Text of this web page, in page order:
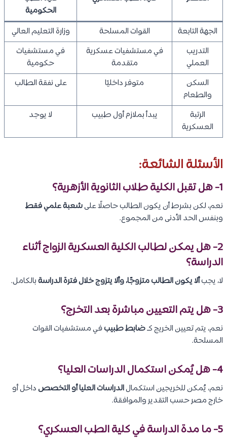
الحكومية
الجهة التابعة
القوات المسلحة
وزارة التعليم العالي
التدريب
العملي
في مستشفيات عسكرية
متقدمة
في مستشفيات
حكومية
السكن
والطعام
متوفر داخليًا على نفقة الطالب
الرتبة
العسكرية
يبدأ بملازم أول طبيب لا يوجد
الأسئلة الشائعة:
1- هل تقبل الكلية طلاب الثانوية الأزهرية؟
نعم، لكن بشرط أن يكون الطالب حاصلًا علىشعبة علمي فقط
وبنفس الحد الأدنى من المجموع.
2- هل يمكن لطالب الكلية العسكرية الزواج أثناء
الدراسة؟
لا، يجبألا يكون الطالب متزوجًا، وألا يتزوج خلال فترة الدراسةبالكامل.
3- هل يتم التعيين مباشرة بعد التخرج؟
نعم، يتم تعيين الخريج كـضابط طبيبفي مستشفيات القوات
المسلحة.
4- هل يُمكن استكمال الدراسات العليا؟
نعم، يُمكن للخريجين استكمالالدراسات العليا أو التخصصداخل أو
خارج مصر حسب التقدير والموافقة.
5- ما مدة الدراسة في كلية الطب العسكري؟